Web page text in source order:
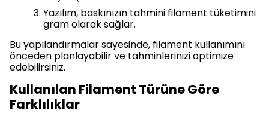
Yazılım, baskınızın tahmini filament tüketimini
gram olarak sağlar.
Bu yapılandırmalar sayesinde, filament kullanımını
önceden planlayabilir ve tahminlerinizi optimize
edebilirsiniz.
Kullanılan Filament Türüne Göre
Farklılıklar